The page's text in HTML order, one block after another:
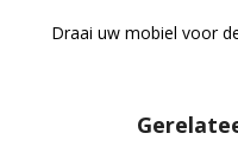
Draai uw mobiel voor